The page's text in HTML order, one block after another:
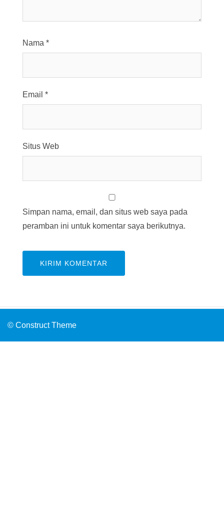
Nama *
Email *
Situs Web
Simpan nama, email, dan situs web saya pada
peramban ini untuk komentar saya berikutnya.
© Construct Theme